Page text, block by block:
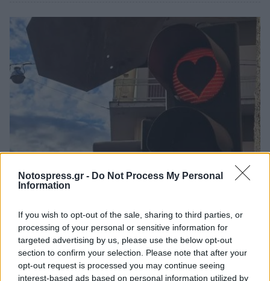
Notospress.gr - Do Not Process My Personal
Information
If you wish to opt-out of the sale, sharing to third parties, or
processing of your personal or sensitive information for
targeted advertising by us, please use the below opt-out
section to confirm your selection. Please note that after your
opt-out request is processed you may continue seeing
interest-based ads based on personal information utilized by
Ελλάδα
(photos - video)
14 Φεβρουαρίου 2024 11:28